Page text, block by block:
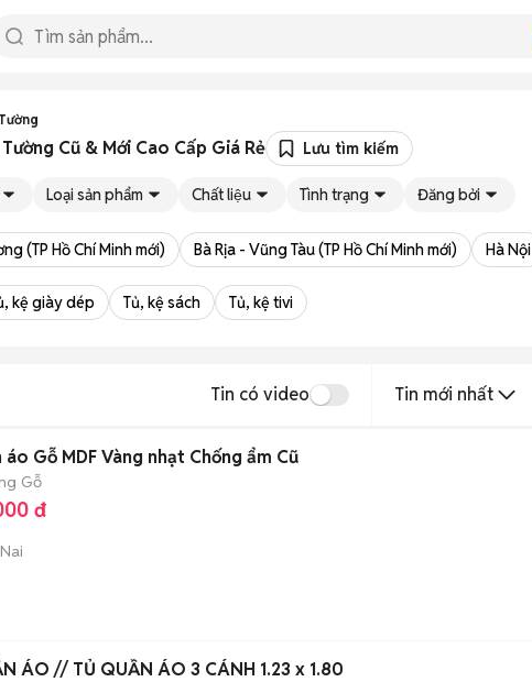
Cũ & Mới Cao Cấp Giá Rẻ Lưu tìm kiếm
Loại sản phẩm Chất liệu Tình trạng Đăng bởi
(TP Hồ Chí Minh mới) Bà Rịa - Vũng Tàu (TP Hồ Chí Minh mới) Hà Nội
kệ giày dép Tủ, kệ sách Tủ, kệ tivi
Tin có video Tin mới nhất
áo Gỗ MDF Vàng nhạt Chống ẩm Cũ
Gỗ
đ
ÁO // TỦ QUẦN ÁO 3 CÁNH 1.23 x 1.80